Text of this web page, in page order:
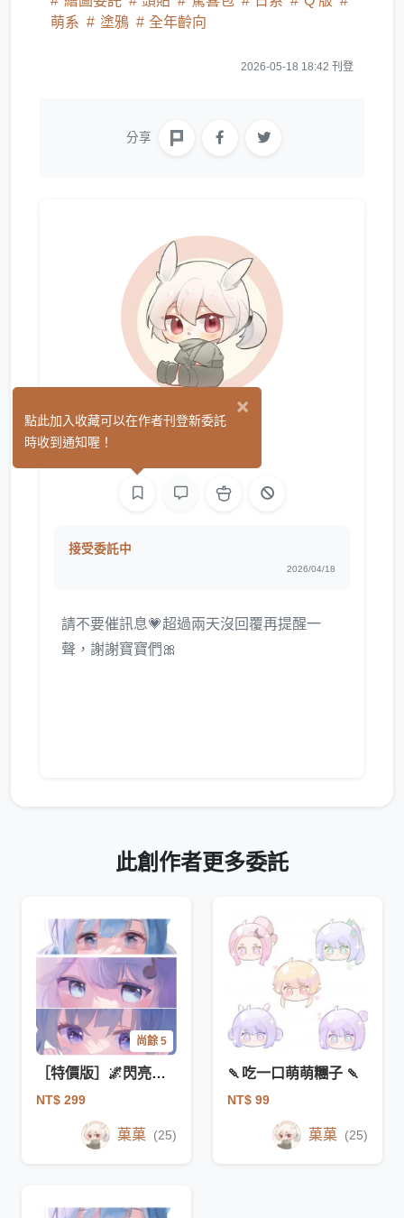
萌系
塗鴉 全年齡向
2026-05-18 18:42 刊登
分享
菓菓 (25)
接受委託中
2026/04/18
請不要催訊息💗超過兩天沒回覆再提醒一
聲，謝謝寶寶們🎀
此創作者更多委託
尚餘 5
［特價版］🌌閃亮亮眼睛條🌌
NT$ 299
菓菓 (25)
🍡吃一口萌萌糰子 🍡
NT$ 99
菓菓 (25)
×
點此加入收藏可以在作者刊登新委託
時收到通知喔！